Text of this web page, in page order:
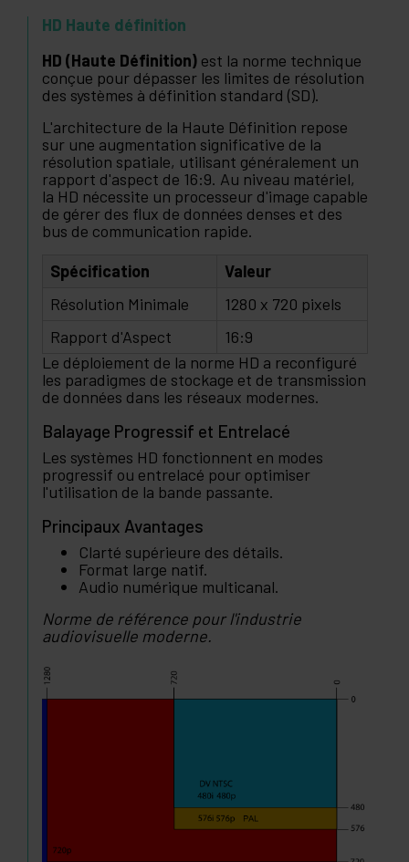
HD Haute définition
HD (Haute Définition) est la norme technique
conçue pour dépasser les limites de résolution
des systèmes à définition standard (SD).
L'architecture de la Haute Définition repose
sur une augmentation significative de la
résolution spatiale, utilisant généralement un
rapport d'aspect de 16:9. Au niveau matériel,
la HD nécessite un processeur d'image capable
de gérer des flux de données denses et des
bus de communication rapide.
Spécification
Valeur
Résolution Minimale
1280 x 720 pixels
Rapport d'Aspect
16:9
Le déploiement de la norme HD a reconfiguré
les paradigmes de stockage et de transmission
de données dans les réseaux modernes.
Balayage Progressif et Entrelacé
Les systèmes HD fonctionnent en modes
progressif ou entrelacé pour optimiser
l'utilisation de la bande passante.
Principaux Avantages
Clarté supérieure des détails.
Format large natif.
Audio numérique multicanal.
Norme de référence pour l'industrie
audiovisuelle moderne.